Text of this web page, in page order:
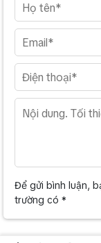
Để gửi bình luận,
trường có *